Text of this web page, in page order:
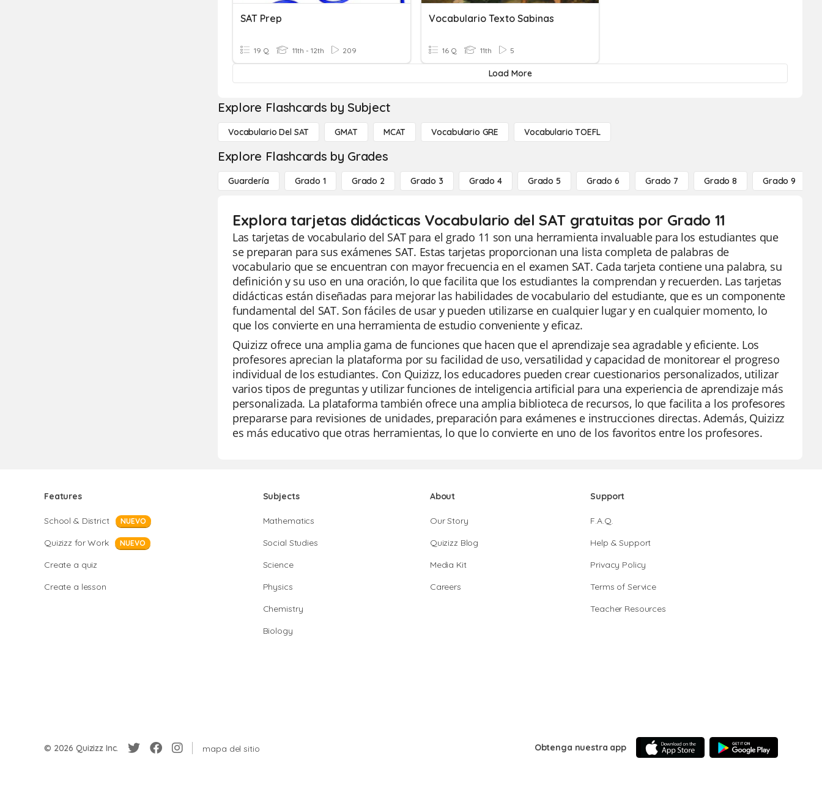
SAT Prep
19 Q 11th - 12th 209
Vocabulario Texto Sabinas
16 Q 11th 5
Load More
Explore Flashcards by Subject
Vocabulario Del SAT GMAT MCAT Vocabulario GRE Vocabulario TOEFL
Explore Flashcards by Grades
Guardería Grado 1 Grado 2 Grado 3 Grado 4 Grado 5 Grado 6 Grado 7 Grado 8 Grado 9
Explora tarjetas didácticas Vocabulario del SAT gratuitas por Grado 11
Las tarjetas de vocabulario del SAT para el grado 11 son una herramienta invaluable para los estudiantes que
se preparan para sus exámenes SAT. Estas tarjetas proporcionan una lista completa de palabras de
vocabulario que se encuentran con mayor frecuencia en el examen SAT. Cada tarjeta contiene una palabra, su
definición y su uso en una oración, lo que facilita que los estudiantes la comprendan y recuerden. Las tarjetas
didácticas están diseñadas para mejorar las habilidades de vocabulario del estudiante, que es un componente
fundamental del SAT. Son fáciles de usar y pueden utilizarse en cualquier lugar y en cualquier momento, lo
que los convierte en una herramienta de estudio conveniente y eficaz.
Quizizz ofrece una amplia gama de funciones que hacen que el aprendizaje sea agradable y eficiente. Los
profesores aprecian la plataforma por su facilidad de uso, versatilidad y capacidad de monitorear el progreso
individual de los estudiantes. Con Quizizz, los educadores pueden crear cuestionarios personalizados, utilizar
varios tipos de preguntas y utilizar funciones de inteligencia artificial para una experiencia de aprendizaje más
personalizada. La plataforma también ofrece una amplia biblioteca de recursos, lo que facilita a los profesores
prepararse para revisiones de unidades, preparación para exámenes e instrucciones directas. Además, Quizizz
es más educativo que otras herramientas, lo que lo convierte en uno de los favoritos entre los profesores.
Features
School & District NUEVO
Quizizz for Work NUEVO
Create a quiz
Create a lesson
Subjects
Mathematics
Social Studies
Science
Physics
Chemistry
Biology
About
Our Story
Quizizz Blog
Media Kit
Careers
Support
F.A.Q.
Help & Support
Privacy Policy
Terms of Service
Teacher Resources
© 2026 Quizizz Inc. mapa del sitio Obtenga nuestra app